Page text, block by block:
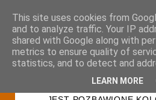
This site uses cookies from
and to analyze traffic. Your IP
shared with Google along with
metrics to ensure quality of
statistics, and to detect and
LEARN MORE